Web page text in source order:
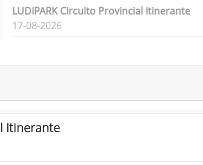
LUDIPARK Circuito Provincial Itinerante
17-08-2026
Itinerante